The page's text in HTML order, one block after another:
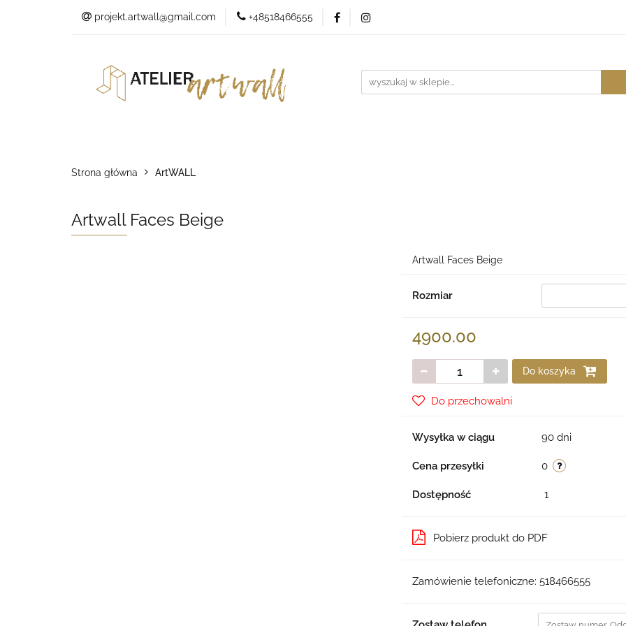
projekt.artwall@gmail.com +48518466555
O marce Sklep
Strona główna ArtWALL
Artwall Faces Beige
Artwall Faces Beige
Rozmiar
4900.00
Do koszyka
Do przechowalni
Wysyłka w ciągu 90 dni
Cena przesyłki 0
Dostępność 1
Pobierz produkt do PDF
Zamówienie telefoniczne: 518466555